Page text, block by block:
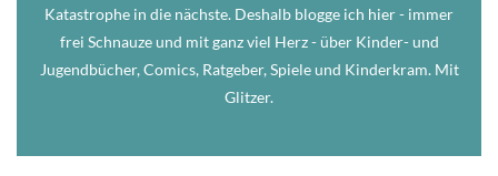
Katastrophe in die nächste. Deshalb blogge ich hier - immer
frei Schnauze und mit ganz viel Herz - über Kinder- und
Jugendbücher, Comics, Ratgeber, Spiele und Kinderkram. Mit
Glitzer.